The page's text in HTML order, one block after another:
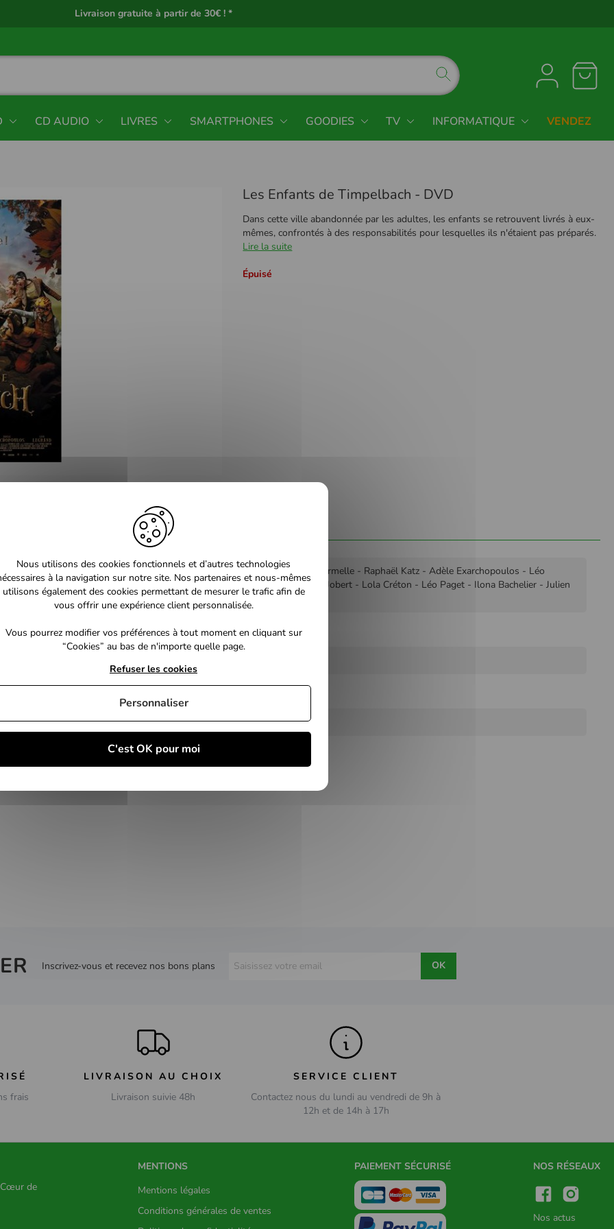
Livraison gratuite à partir de 30€ ! *
CD AUDIO LIVRES SMARTPHONES GOODIES TV INFORMATIQUE VENDEZ
Les Enfants de Timpelbach - DVD
Dans cette ville abandonnée par les adultes, les enfants se retrouvent livrés à eux-
mêmes, confrontés à des responsabilités pour lesquelles ils n'étaient pas préparés.
Lire la suite
Épuisé
Carole Bouquet - Gérard Depardieu - Armelle - Raphaël Katz - Adèle Exarchopoulos - Léo
Legrand - Baptiste Bétoulaud - Martin Jobert - Lola Créton - Léo Paget - Ilona Bachelier - Julien
Dubois
2
2 ans
Nicolas Bary
Inscrivez-vous et recevez nos bons plans OK
frais
LIVRAISON AU CHOIX
Livraison suivie 48h
SERVICE CLIENT
Contactez nous du lundi au vendredi de 9h à
12h et de 14h à 17h
Cœur de
MENTIONS
Mentions légales
Conditions générales de ventes
PAIEMENT SÉCURISÉ NOS RÉSEAUX
Nos actus
Nous utilisons des cookies fonctionnels et d’autres technologies
à la navigation sur notre site. Nos partenaires et nous-mêmes
utilisons également des cookies permettant de mesurer le trafic afin de
vous offrir une expérience client personnalisée.
Vous pourrez modifier vos préférences à tout moment en cliquant sur
“Cookies” au bas de n'importe quelle page.
C'est OK pour moi
Refuser les cookies
Personnaliser